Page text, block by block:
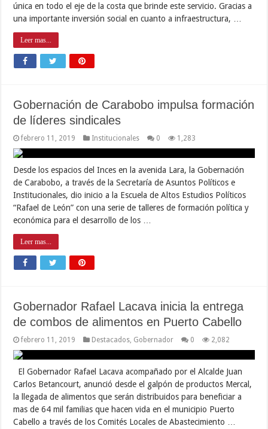
única en todo el eje de la costa que brinde este servicio. Gracias a
una importante inversión social en cuanto a infraestructura, …
Leer mas...
Gobernación de Carabobo impulsa formación
de líderes sindicales
febrero 11, 2019 Institucionales 0 1,283
Desde los espacios del Inces en la avenida Lara, la Gobernación
de Carabobo, a través de la Secretaría de Asuntos Políticos e
Institucionales, dio inicio a la Escuela de Altos Estudios Políticos
“Rafael de León” con una serie de talleres de formación política y
económica para el desarrollo de los …
Leer mas...
Gobernador Rafael Lacava inicia la entrega
de combos de alimentos en Puerto Cabello
febrero 11, 2019 Destacados Gobernador 0 2,082
El Gobernador Rafael Lacava acompañado por el Alcalde Juan
Carlos Betancourt, anunció desde el galpón de productos Mercal,
la llegada de alimentos que serán distribuidos para beneficiar a
mas de 64 mil familias que hacen vida en el municipio Puerto
Cabello a través de los Comités Locales de Abastecimiento …